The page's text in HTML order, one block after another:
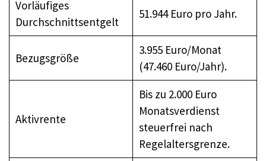
Vorläufiges
Durchschnittsentgelt
51.944 Euro pro Jahr.
Bezugsgröße
3.955 Euro/Monat
(47.460 Euro/Jahr).
Aktivrente
Bis zu 2.000 Euro
Monatsverdienst
steuerfrei nach
Regelaltersgrenze.